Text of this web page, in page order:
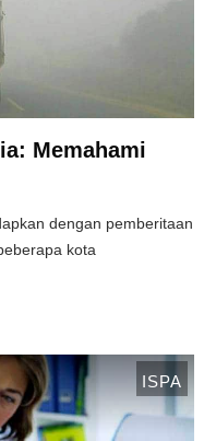
Memahami
dengan pemberitaan
kota
ISPA